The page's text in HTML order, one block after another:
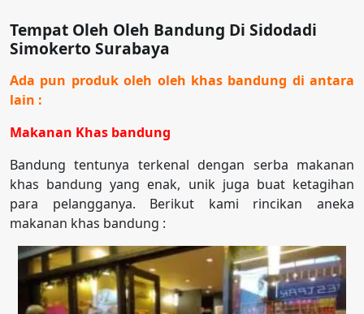
Tempat Oleh Oleh Bandung Di Sidodadi
Simokerto Surabaya
Ada pun produk oleh oleh khas bandung di antara
lain :
Makanan Khas bandung
Bandung tentunya terkenal dengan serba makanan
khas bandung yang enak, unik juga buat ketagihan
para pelangganya. Berikut kami rincikan aneka
makanan khas bandung :